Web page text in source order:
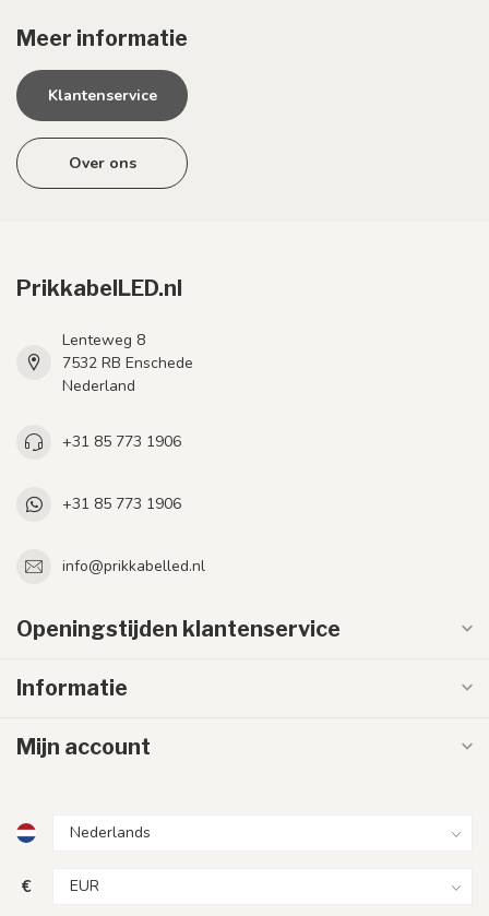
Meer informatie
Klantenservice
Over ons
PrikkabelLED.nl
Lenteweg 8
7532 RB Enschede
Nederland
+31 85 773 1906
+31 85 773 1906
info@prikkabelled.nl
Openingstijden klantenservice
Informatie
Mijn account
€